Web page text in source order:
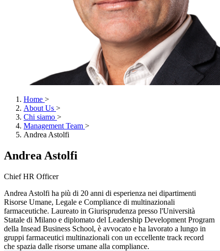
Home >
About Us >
Chi siamo >
Management Team >
Andrea Astolfi
Andrea Astolfi
Chief HR Officer
Andrea Astolfi ha più di 20 anni di esperienza nei dipartimenti
Risorse Umane, Legale e Compliance di multinazionali
farmaceutiche. Laureato in Giurisprudenza presso l'Università
Statale di Milano e diplomato del Leadership Development Program
della Insead Business School, è avvocato e ha lavorato a lungo in
gruppi farmaceutici multinazionali con un eccellente track record
che spazia dalle risorse umane alla compliance.